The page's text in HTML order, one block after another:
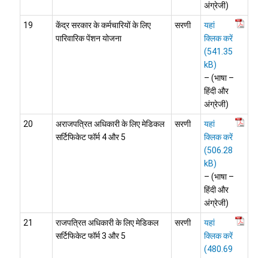
अंग्रेजी)
19
केंद्र सरकार के कर्मचारियों के लिए
पारिवारिक पेंशन योजना
सरणी
यहां
क्लिक करें
– (भाषा –
हिंदी और
अंग्रेजी)
20
अराजपत्रित अधिकारी के लिए मेडिकल
सर्टिफिकेट फॉर्म 4 और 5
सरणी
यहां
क्लिक करें
– (भाषा –
हिंदी और
अंग्रेजी)
21
राजपत्रित अधिकारी के लिए मेडिकल
सर्टिफिकेट फॉर्म 3 और 5
सरणी
यहां
क्लिक करें